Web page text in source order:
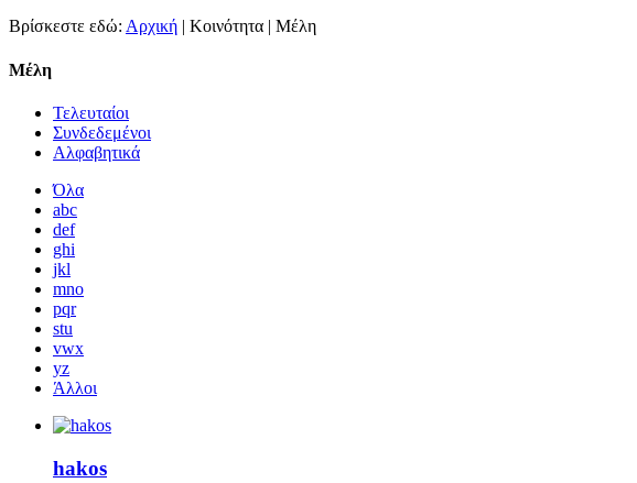
Βρίσκεστε εδώ: Αρχική | Κοινότητα | Μέλη
Μέλη
Τελευταίοι
Συνδεδεμένοι
Αλφαβητικά
Όλα
abc
def
ghi
jkl
mno
pqr
stu
vwx
yz
Άλλοι
hakos